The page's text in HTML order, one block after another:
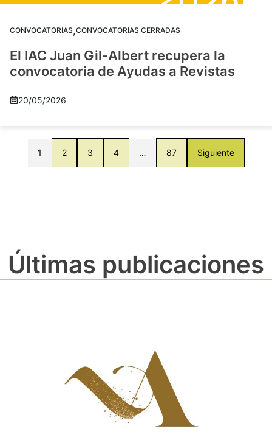
CONVOCATORIAS,CONVOCATORIAS CERRADAS
El IAC Juan Gil-Albert recupera la
convocatoria de Ayudas a Revistas
20/05/2026
1 2 3 4 … 87 Siguiente
Últimas publicaciones